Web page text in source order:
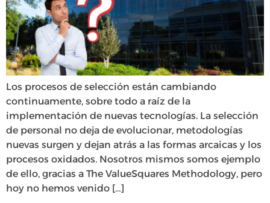
Los procesos de selección están cambiando
continuamente, sobre todo a raíz de la
implementación de nuevas tecnologías. La selección
de personal no deja de evolucionar, metodologías
nuevas surgen y dejan atrás a las formas arcaicas y los
procesos oxidados. Nosotros mismos somos ejemplo
de ello, gracias a The ValueSquares Methodology, pero
hoy no hemos venido […]